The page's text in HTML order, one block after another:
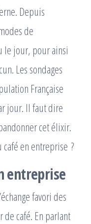
Depuis
de
le jour, pour ainsi
Les sondages
Française
jour. Il faut dire
cet élixir.
café en entreprise ?
entreprise
favori des
café. En parlant